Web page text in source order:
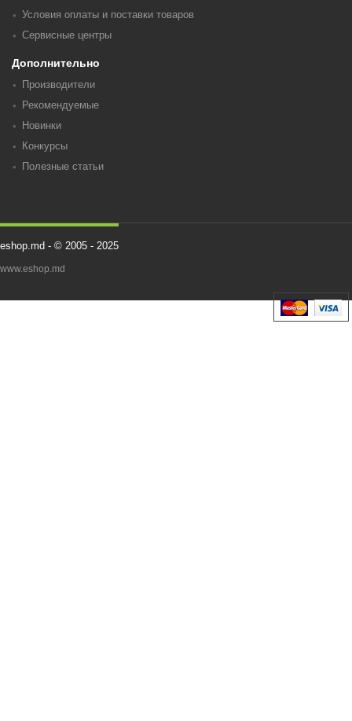
Условия оплаты и поставки товаров
Сервисные центры
Дополнительно
Производители
Рекомендуемые
Новинки
Конкурсы
Полезные статьи
eshop.md - © 2005 - 2025
www.eshop.md